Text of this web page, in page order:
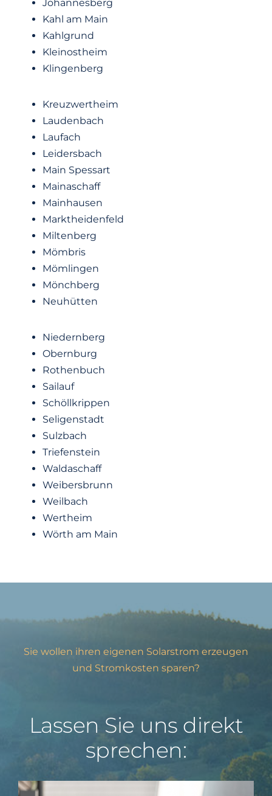
Johannesberg
Kahl am Main
Kahlgrund
Kleinostheim
Klingenberg
Kreuzwertheim
Laudenbach
Laufach
Leidersbach
Main Spessart
Mainaschaff
Mainhausen
Marktheidenfeld
Miltenberg
Mömbris
Mömlingen
Mönchberg
Neuhütten
Niedernberg
Obernburg
Rothenbuch
Sailauf
Schöllkrippen
Seligenstadt
Sulzbach
Triefenstein
Waldaschaff
Weibersbrunn
Weilbach
Wertheim
Wörth am Main
Sie wollen ihren eigenen Solarstrom erzeugen
und Stromkosten sparen?
Lassen Sie uns direkt
sprechen: